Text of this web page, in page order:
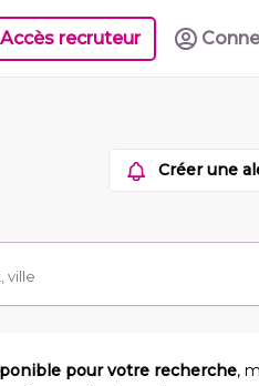
Accès recruteur
Créer une
pour votre recherche,